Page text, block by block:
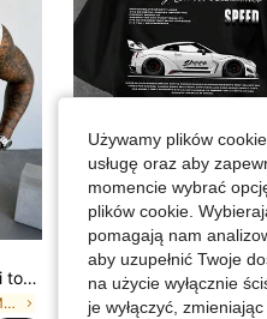
Męski letni klasyczny cienki top bez rękawów z okrągłym dekoltem w jednolitym kolorze GRDR, odpowiedni do sportu, fitnessu i na co dzień
w Elastyczny Męskie podkoszulki bez rękawów
Magazyn UE -27% Męski T-shirt z krótkim rękawem\Nowość wiosna/lato 2026\Miękka i przewiewna koszulka na co
21,00zł
29,16złnajniższa cena
Używamy plików
usługę oraz aby
momencie wybrać
plików cookie.
pomagają nam
aby uzupełnić Twoje
na użycie wyłącznie
je wyłączyć,